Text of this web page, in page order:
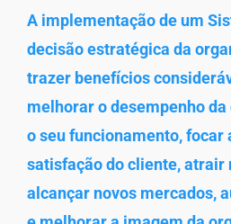
A implementação de um
decisão estratégica da
trazer benefícios
melhorar o desempenho
o seu funcionamento, focar
satisfação do cliente, atrair
alcançar novos mercados,